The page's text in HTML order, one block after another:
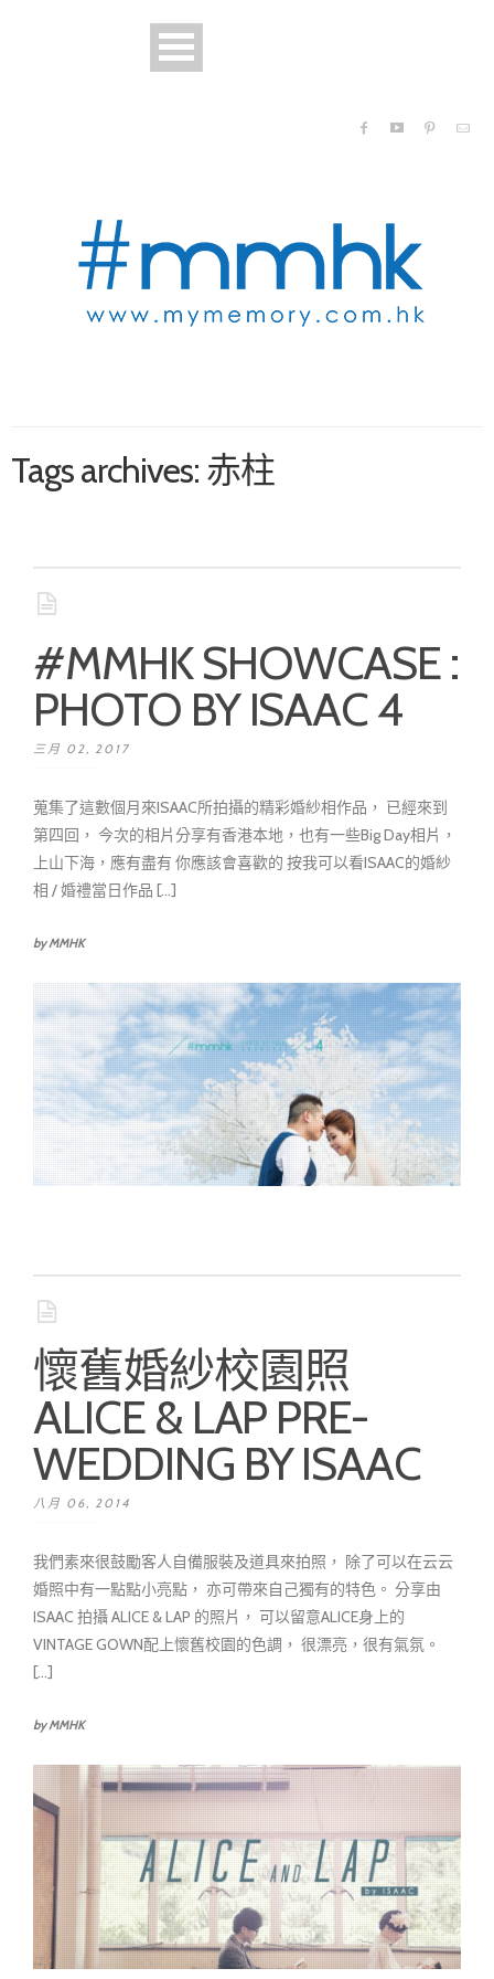
Tags archives: 赤柱
#MMHK SHOWCASE :
PHOTO BY ISAAC 4
三月 02, 2017
蒐集了這數個月來ISAAC所拍攝的精彩婚紗相作品， 已經來到
第四回， 今次的相片分享有香港本地，也有一些Big Day相片，
上山下海，應有盡有 你應該會喜歡的 按我可以看ISAAC的婚紗
相 / 婚禮當日作品 [...]
by MMHK
懷舊婚紗校園照
ALICE & LAP PRE-
WEDDING BY ISAAC
八月 06, 2014
我們素來很鼓勵客人自備服裝及道具來拍照， 除了可以在云云
婚照中有一點點小亮點， 亦可帶來自己獨有的特色。 分享由
ISAAC 拍攝 ALICE & LAP 的照片， 可以留意ALICE身上的
VINTAGE GOWN配上懷舊校園的色調， 很漂亮，很有氣氛。
[...]
by MMHK